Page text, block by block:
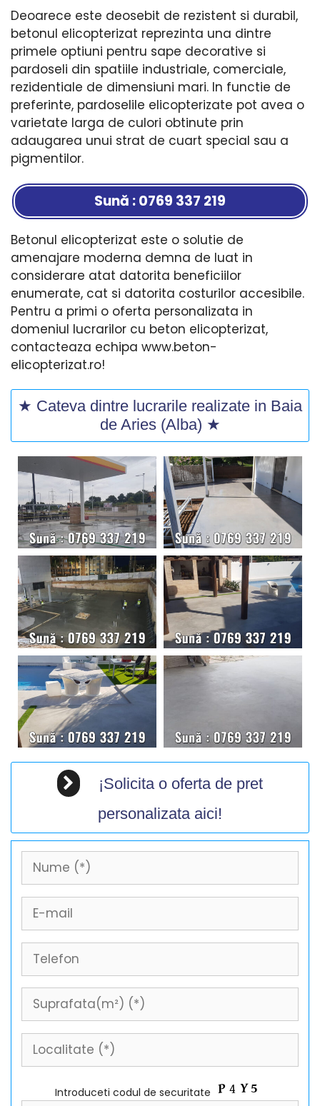
Deoarece este deosebit de rezistent si durabil,
betonul elicopterizat reprezinta una dintre
primele optiuni pentru sape decorative si
pardoseli din spatiile industriale, comerciale,
rezidentiale de dimensiuni mari. In functie de
preferinte, pardoselile elicopterizate pot avea o
varietate larga de culori obtinute prin
adaugarea unui strat de cuart special sau a
pigmentilor.
Sună : 0769 337 219
Betonul elicopterizat este o solutie de
amenajare moderna demna de luat in
considerare atat datorita beneficiilor
enumerate, cat si datorita costurilor accesibile.
Pentru a primi o oferta personalizata in
domeniul lucrarilor cu beton elicopterizat,
contacteaza echipa www.beton-
elicopterizat.ro!
★ Cateva dintre lucrarile realizate in Baia
de Aries (Alba) ★
¡Solicita o oferta de pret
personalizata aici!
Introduceti codul de securitate